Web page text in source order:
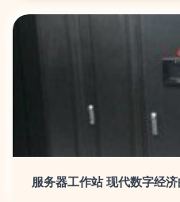
服务器工作站 现代数字经